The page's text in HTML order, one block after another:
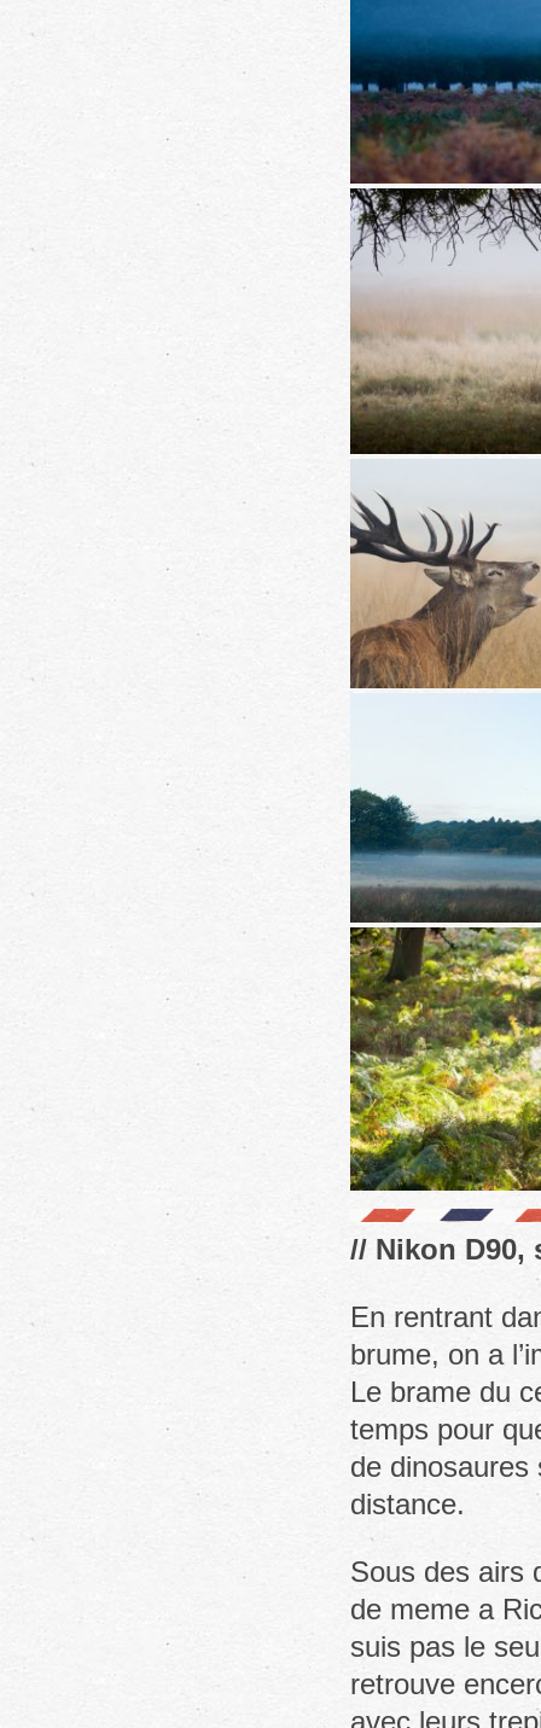
// Nikon D90,
En rentrant
brume, on a
Le brame du
temps pour
de dinosaures
distance.
Sous des airs
de meme a
suis pas le
retrouve
avec leurs